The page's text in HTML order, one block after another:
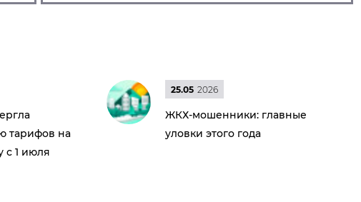
тарифов на
с 1 июля
25.05 2026
ЖКХ-мошенники: главные
уловки этого года